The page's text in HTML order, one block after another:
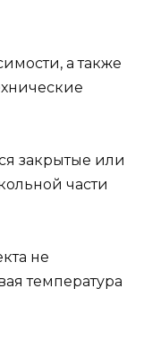
а также
закрытые или
части
не
температура